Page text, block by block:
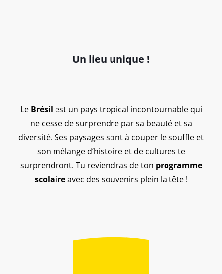
Un lieu unique !
Le Brésil est un pays tropical incontournable qui
ne cesse de surprendre par sa beauté et sa
diversité. Ses paysages sont à couper le souffle et
son mélange d’histoire et de cultures te
surprendront. Tu reviendras de ton programme
scolaireavec des souvenirs plein la tête !